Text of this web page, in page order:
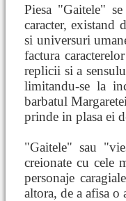
Piesa "Gaitele"
caracter, existand
si universuri
factura
replicii si a
limitandu-se la
barbatul
prinde in plasa ei
"Gaitele" sau
creionate cu cele
personaje
altora, de a afisa o